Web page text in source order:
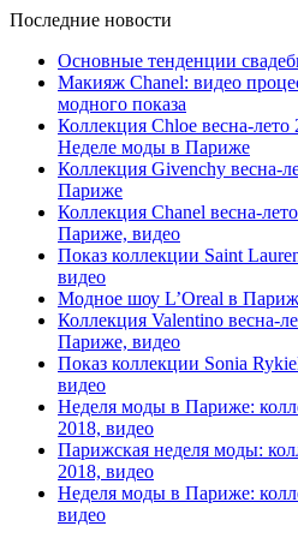
Последние новости
Основные тенденции
Макияж Chanel: видео
модного показа
Коллекция Chloe весна-лето
Неделе моды в Париже
Коллекция Givenchy весна-
Париже
Коллекция Chanel весна-
Париже, видео
Показ коллекции Saint
видео
Модное шоу L’Oreal в
Коллекция Valentino весна-
Париже, видео
Показ коллекции Sonia
видео
Неделя моды в Париже:
2018, видео
Парижская неделя моды:
2018, видео
Неделя моды в Париже:
видео